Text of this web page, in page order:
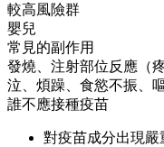
較高風險群
嬰兒
常見的副作用
發燒、注射部位反應（
泣、煩躁、食慾不振、
誰不應接種疫苗
對疫苗成分出現嚴